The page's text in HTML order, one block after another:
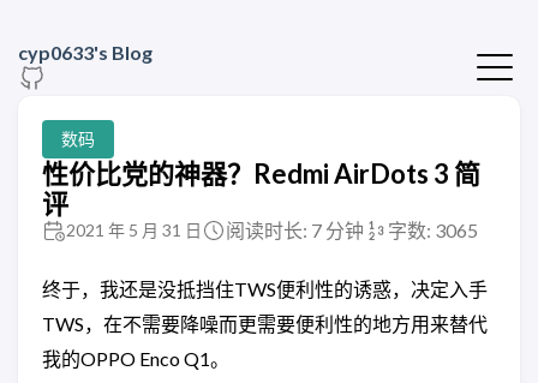
cyp0633's Blog
数码
性价比党的神器？Redmi AirDots 3 简
评
2021 年 5 月 31 日 阅读时长: 7 分钟 字数: 3065
终于，我还是没抵挡住TWS便利性的诱惑，决定入手
TWS，在不需要降噪而更需要便利性的地方用来替代
我的OPPO Enco Q1。